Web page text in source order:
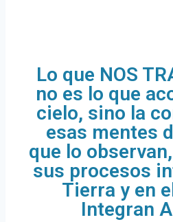
Lo que NOS
no es lo que
cielo, sino la
esas mentes
que lo
sus procesos
Tierra y en
Integran